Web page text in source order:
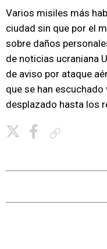
Varios misiles más
ciudad sin que por el
sobre daños
de noticias ucraniana
de aviso por ataque
que se han
desplazado hasta los